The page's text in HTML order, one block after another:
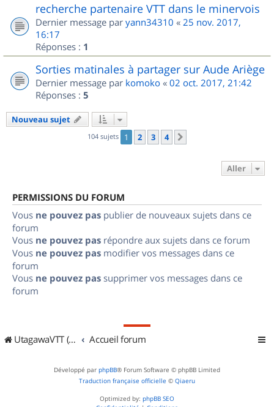
recherche partenaire VTT dans le minervois
Dernier message par yann34310 « 25 nov. 2017,
16:17
Réponses : 1
Sorties matinales à partager sur Aude Ariège
Dernier message par komoko « 02 oct. 2017, 21:42
Réponses : 5
Nouveau sujet
104 sujets 1 2 3 4
Aller
PERMISSIONS DU FORUM
Vous ne pouvez pas publier de nouveaux sujets dans ce
forum
Vous ne pouvez pas répondre aux sujets dans ce forum
Vous ne pouvez pas modifier vos messages dans ce
forum
Vous ne pouvez pas supprimer vos messages dans ce
forum
UtagawaVTT (Randos VTT et VTTAE avec traces GPS) Accueil forum
Développé par phpBB® Forum Software © phpBB Limited
Traduction française officielle © Qiaeru
Optimized by: phpBB SEO